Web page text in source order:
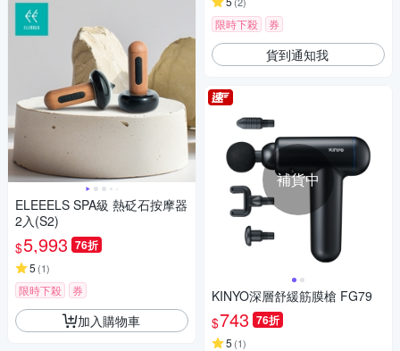
ELEEELS SPA級 熱砭石按摩器
2入(S2)
$5,993 76折
5 (1)
限時下殺 券
加入購物車
限時下殺 券
貨到通知我
補貨中
KINYO深層舒緩筋膜槍 FG79
$743 76折
5 (1)